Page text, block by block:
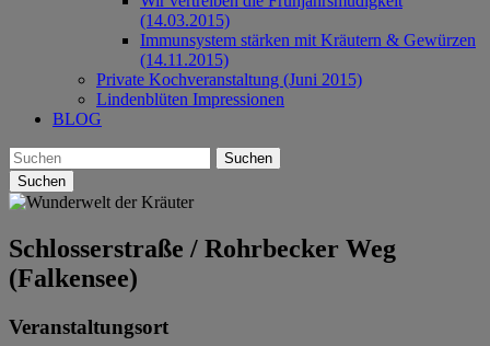
(14.03.2015)
Immunsystem stärken mit Kräutern & Gewürzen
(14.11.2015)
Private Kochveranstaltung (Juni 2015)
Lindenblüten Impressionen
BLOG
Suchen
Schlosserstraße / Rohrbecker Weg
(Falkensee)
Veranstaltungsort